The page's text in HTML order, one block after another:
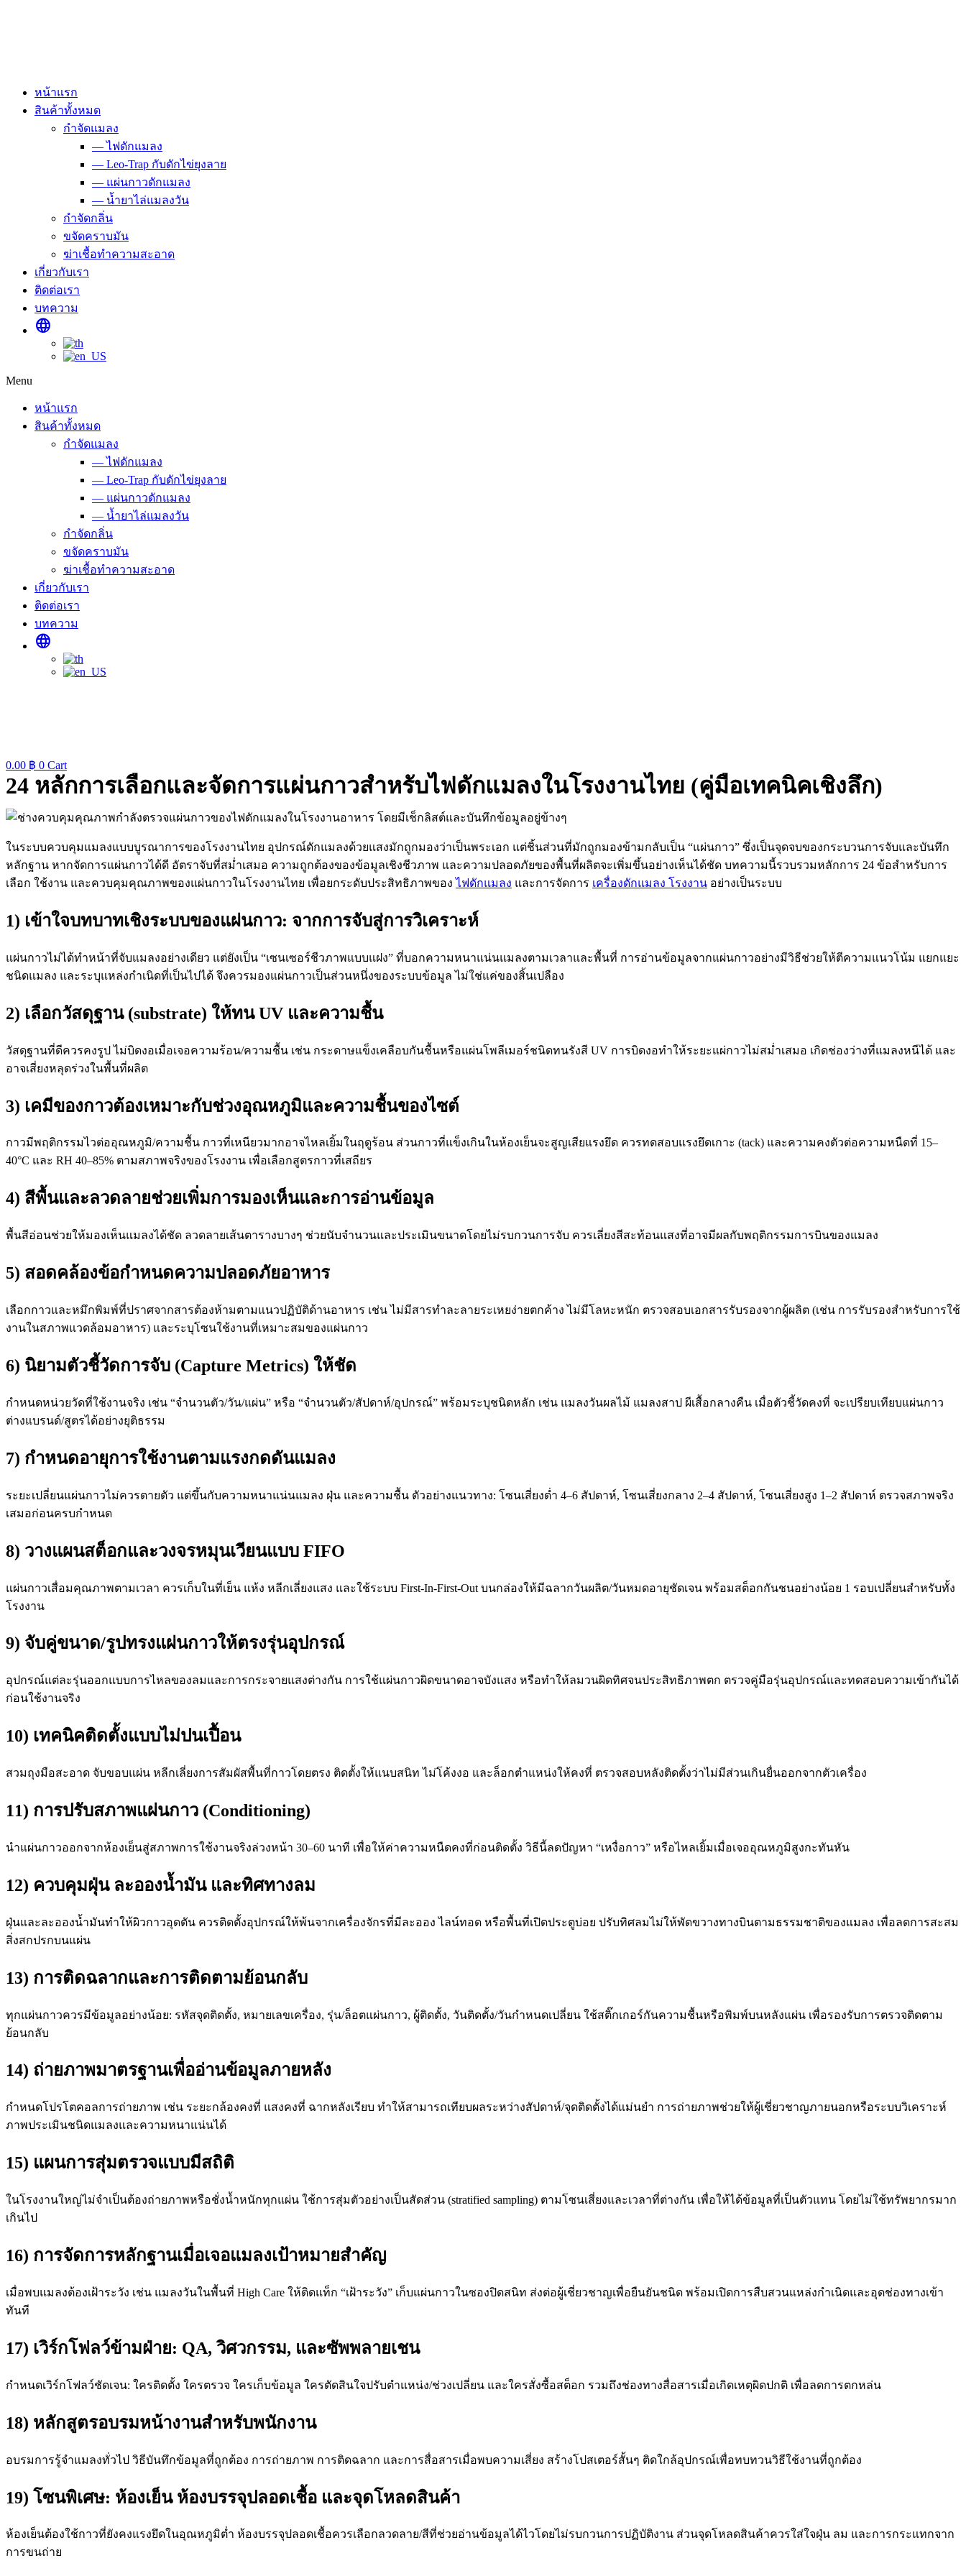
หน้าแรก
สินค้าทั้งหมด
กำจัดแมลง
— ไฟดักแมลง
— Leo-Trap กับดักไข่ยุงลาย
— แผ่นกาวดักแมลง
— น้ำยาไล่แมลงวัน
กำจัดกลิ่น
ขจัดคราบมัน
ฆ่าเชื้อทำความสะอาด
เกี่ยวกับเรา
ติดต่อเรา
บทความ
language
Menu
หน้าแรก
สินค้าทั้งหมด
กำจัดแมลง
— ไฟดักแมลง
— Leo-Trap กับดักไข่ยุงลาย
— แผ่นกาวดักแมลง
— น้ำยาไล่แมลงวัน
กำจัดกลิ่น
ขจัดคราบมัน
ฆ่าเชื้อทำความสะอาด
เกี่ยวกับเรา
ติดต่อเรา
บทความ
language
0.00 ฿ 0 Cart
24 หลักการเลือกและจัดการแผ่นกาวสำหรับไฟดักแมลงในโรงงานไทย (คู่มือเทคนิคเชิงลึก)
ในระบบควบคุมแมลงแบบบูรณาการของโรงงานไทย อุปกรณ์ดักแมลงด้วยแสงมักถูกมองว่าเป็นพระเอก แต่ชิ้นส่วนที่มักถูกมองข้ามกลับเป็น “แผ่นกาว” ซึ่งเป็นจุดจบของกระบวนการจับและบันทึก
หลักฐาน หากจัดการแผ่นกาวได้ดี อัตราจับที่สม่ำเสมอ ความถูกต้องของข้อมูลเชิงชีวภาพ และความปลอดภัยของพื้นที่ผลิตจะเพิ่มขึ้นอย่างเห็นได้ชัด บทความนี้รวบรวมหลักการ 24 ข้อสำหรับการ
เลือก ใช้งาน และควบคุมคุณภาพของแผ่นกาวในโรงงานไทย เพื่อยกระดับประสิทธิภาพของไฟดักแมลง และการจัดการ เครื่องดักแมลง โรงงาน อย่างเป็นระบบ
1) เข้าใจบทบาทเชิงระบบของแผ่นกาว: จากการจับสู่การวิเคราะห์
แผ่นกาวไม่ได้ทำหน้าที่จับแมลงอย่างเดียว แต่ยังเป็น “เซนเซอร์ชีวภาพแบบแฝง” ที่บอกความหนาแน่นแมลงตามเวลาและพื้นที่ การอ่านข้อมูลจากแผ่นกาวอย่างมีวิธีช่วยให้ตีความแนวโน้ม แยกแยะ
ชนิดแมลง และระบุแหล่งกำเนิดที่เป็นไปได้ จึงควรมองแผ่นกาวเป็นส่วนหนึ่งของระบบข้อมูล ไม่ใช่แค่ของสิ้นเปลือง
2) เลือกวัสดุฐาน (substrate) ให้ทน UV และความชื้น
วัสดุฐานที่ดีควรคงรูป ไม่บิดงอเมื่อเจอความร้อน/ความชื้น เช่น กระดาษแข็งเคลือบกันชื้นหรือแผ่นโพลีเมอร์ชนิดทนรังสี UV การบิดงอทำให้ระยะแผ่กาวไม่สม่ำเสมอ เกิดช่องว่างที่แมลงหนีได้ และ
อาจเสี่ยงหลุดร่วงในพื้นที่ผลิต
3) เคมีของกาวต้องเหมาะกับช่วงอุณหภูมิและความชื้นของไซต์
กาวมีพฤติกรรมไวต่ออุณหภูมิ/ความชื้น กาวที่เหนียวมากอาจไหลเยิ้มในฤดูร้อน ส่วนกาวที่แข็งเกินในห้องเย็นจะสูญเสียแรงยึด ควรทดสอบแรงยึดเกาะ (tack) และความคงตัวต่อความหนืดที่ 15–
40°C และ RH 40–85% ตามสภาพจริงของโรงงาน เพื่อเลือกสูตรกาวที่เสถียร
4) สีพื้นและลวดลายช่วยเพิ่มการมองเห็นและการอ่านข้อมูล
พื้นสีอ่อนช่วยให้มองเห็นแมลงได้ชัด ลวดลายเส้นตารางบางๆ ช่วยนับจำนวนและประเมินขนาดโดยไม่รบกวนการจับ ควรเลี่ยงสีสะท้อนแสงที่อาจมีผลกับพฤติกรรมการบินของแมลง
5) สอดคล้องข้อกำหนดความปลอดภัยอาหาร
เลือกกาวและหมึกพิมพ์ที่ปราศจากสารต้องห้ามตามแนวปฏิบัติด้านอาหาร เช่น ไม่มีสารทำละลายระเหยง่ายตกค้าง ไม่มีโลหะหนัก ตรวจสอบเอกสารรับรองจากผู้ผลิต (เช่น การรับรองสำหรับการใช้
งานในสภาพแวดล้อมอาหาร) และระบุโซนใช้งานที่เหมาะสมของแผ่นกาว
6) นิยามตัวชี้วัดการจับ (Capture Metrics) ให้ชัด
กำหนดหน่วยวัดที่ใช้งานจริง เช่น “จำนวนตัว/วัน/แผ่น” หรือ “จำนวนตัว/สัปดาห์/อุปกรณ์” พร้อมระบุชนิดหลัก เช่น แมลงวันผลไม้ แมลงสาป ผีเสื้อกลางคืน เมื่อตัวชี้วัดคงที่ จะเปรียบเทียบแผ่นกาว
ต่างแบรนด์/สูตรได้อย่างยุติธรรม
7) กำหนดอายุการใช้งานตามแรงกดดันแมลง
ระยะเปลี่ยนแผ่นกาวไม่ควรตายตัว แต่ขึ้นกับความหนาแน่นแมลง ฝุ่น และความชื้น ตัวอย่างแนวทาง: โซนเสี่ยงต่ำ 4–6 สัปดาห์, โซนเสี่ยงกลาง 2–4 สัปดาห์, โซนเสี่ยงสูง 1–2 สัปดาห์ ตรวจสภาพจริง
เสมอก่อนครบกำหนด
8) วางแผนสต็อกและวงจรหมุนเวียนแบบ FIFO
แผ่นกาวเสื่อมคุณภาพตามเวลา ควรเก็บในที่เย็น แห้ง หลีกเลี่ยงแสง และใช้ระบบ First-In-First-Out บนกล่องให้มีฉลากวันผลิต/วันหมดอายุชัดเจน พร้อมสต็อกกันชนอย่างน้อย 1 รอบเปลี่ยนสำหรับทั้ง
โรงงาน
9) จับคู่ขนาด/รูปทรงแผ่นกาวให้ตรงรุ่นอุปกรณ์
อุปกรณ์แต่ละรุ่นออกแบบการไหลของลมและการกระจายแสงต่างกัน การใช้แผ่นกาวผิดขนาดอาจบังแสง หรือทำให้ลมวนผิดทิศจนประสิทธิภาพตก ตรวจคู่มือรุ่นอุปกรณ์และทดสอบความเข้ากันได้
ก่อนใช้งานจริง
10) เทคนิคติดตั้งแบบไม่ปนเปื้อน
สวมถุงมือสะอาด จับขอบแผ่น หลีกเลี่ยงการสัมผัสพื้นที่กาวโดยตรง ติดตั้งให้แนบสนิท ไม่โค้งงอ และล็อกตำแหน่งให้คงที่ ตรวจสอบหลังติดตั้งว่าไม่มีส่วนเกินยื่นออกจากตัวเครื่อง
11) การปรับสภาพแผ่นกาว (Conditioning)
นำแผ่นกาวออกจากห้องเย็นสู่สภาพการใช้งานจริงล่วงหน้า 30–60 นาที เพื่อให้ค่าความหนืดคงที่ก่อนติดตั้ง วิธีนี้ลดปัญหา “เหงื่อกาว” หรือไหลเยิ้มเมื่อเจออุณหภูมิสูงกะทันหัน
12) ควบคุมฝุ่น ละอองน้ำมัน และทิศทางลม
ฝุ่นและละอองน้ำมันทำให้ผิวกาวอุดตัน ควรติดตั้งอุปกรณ์ให้พ้นจากเครื่องจักรที่มีละออง ไลน์ทอด หรือพื้นที่เปิดประตูบ่อย ปรับทิศลมไม่ให้พัดขวางทางบินตามธรรมชาติของแมลง เพื่อลดการสะสม
สิ่งสกปรกบนแผ่น
13) การติดฉลากและการติดตามย้อนกลับ
ทุกแผ่นกาวควรมีข้อมูลอย่างน้อย: รหัสจุดติดตั้ง, หมายเลขเครื่อง, รุ่น/ล็อตแผ่นกาว, ผู้ติดตั้ง, วันติดตั้ง/วันกำหนดเปลี่ยน ใช้สติ๊กเกอร์กันความชื้นหรือพิมพ์บนหลังแผ่น เพื่อรองรับการตรวจติดตาม
ย้อนกลับ
14) ถ่ายภาพมาตรฐานเพื่ออ่านข้อมูลภายหลัง
กำหนดโปรโตคอลการถ่ายภาพ เช่น ระยะกล้องคงที่ แสงคงที่ ฉากหลังเรียบ ทำให้สามารถเทียบผลระหว่างสัปดาห์/จุดติดตั้งได้แม่นยำ การถ่ายภาพช่วยให้ผู้เชี่ยวชาญภายนอกหรือระบบวิเคราะห์
ภาพประเมินชนิดแมลงและความหนาแน่นได้
15) แผนการสุ่มตรวจแบบมีสถิติ
ในโรงงานใหญ่ไม่จำเป็นต้องถ่ายภาพหรือชั่งน้ำหนักทุกแผ่น ใช้การสุ่มตัวอย่างเป็นสัดส่วน (stratified sampling) ตามโซนเสี่ยงและเวลาที่ต่างกัน เพื่อให้ได้ข้อมูลที่เป็นตัวแทน โดยไม่ใช้ทรัพยากรมาก
เกินไป
16) การจัดการหลักฐานเมื่อเจอแมลงเป้าหมายสำคัญ
เมื่อพบแมลงต้องเฝ้าระวัง เช่น แมลงวันในพื้นที่ High Care ให้ติดแท็ก “เฝ้าระวัง” เก็บแผ่นกาวในซองปิดสนิท ส่งต่อผู้เชี่ยวชาญเพื่อยืนยันชนิด พร้อมเปิดการสืบสวนแหล่งกำเนิดและอุดช่องทางเข้า
ทันที
17) เวิร์กโฟลว์ข้ามฝ่าย: QA, วิศวกรรม, และซัพพลายเชน
กำหนดเวิร์กโฟลว์ชัดเจน: ใครติดตั้ง ใครตรวจ ใครเก็บข้อมูล ใครตัดสินใจปรับตำแหน่ง/ช่วงเปลี่ยน และใครสั่งซื้อสต็อก รวมถึงช่องทางสื่อสารเมื่อเกิดเหตุผิดปกติ เพื่อลดการตกหล่น
18) หลักสูตรอบรมหน้างานสำหรับพนักงาน
อบรมการรู้จำแมลงทั่วไป วิธีบันทึกข้อมูลที่ถูกต้อง การถ่ายภาพ การติดฉลาก และการสื่อสารเมื่อพบความเสี่ยง สร้างโปสเตอร์สั้นๆ ติดใกล้อุปกรณ์เพื่อทบทวนวิธีใช้งานที่ถูกต้อง
19) โซนพิเศษ: ห้องเย็น ห้องบรรจุปลอดเชื้อ และจุดโหลดสินค้า
ห้องเย็นต้องใช้กาวที่ยังคงแรงยึดในอุณหภูมิต่ำ ห้องบรรจุปลอดเชื้อควรเลือกลวดลาย/สีที่ช่วยอ่านข้อมูลได้ไวโดยไม่รบกวนการปฏิบัติงาน ส่วนจุดโหลดสินค้าควรใส่ใจฝุ่น ลม และการกระแทกจาก
การขนถ่าย